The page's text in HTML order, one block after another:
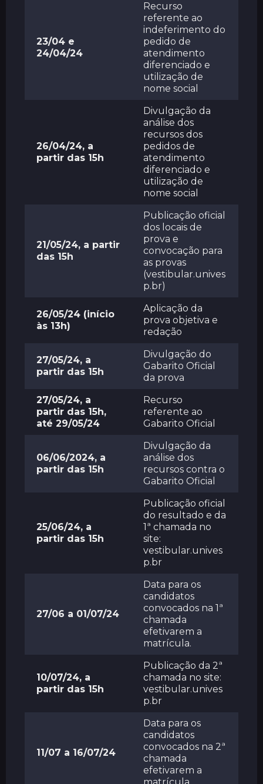
23/04 e
24/04/24
Recurso
referente ao
indeferimento do
pedido de
atendimento
diferenciado e
utilização de
nome social
26/04/24, a
partir das 15h
Divulgação da
análise dos
recursos dos
pedidos de
atendimento
diferenciado e
utilização de
nome social
21/05/24, a partir
das 15h
Publicação oficial
dos locais de
prova e
convocação para
as provas
(vestibular.unives
p.br)
26/05/24 (início
às 13h)
Aplicação da
prova objetiva e
redação
27/05/24, a
partir das 15h
Divulgação do
Gabarito Oficial
da prova
27/05/24, a
partir das 15h,
até 29/05/24
Recurso
referente ao
Gabarito Oficial
06/06/2024, a
partir das 15h
Divulgação da
análise dos
recursos contra o
Gabarito Oficial
25/06/24, a
partir das 15h
Publicação oficial
do resultado e da
1ª chamada no
site:
vestibular.unives
p.br
27/06 a 01/07/24
Data para os
candidatos
convocados na 1ª
chamada
efetivarem a
matrícula.
10/07/24, a
partir das 15h
Publicação da 2ª
chamada no site:
vestibular.unives
p.br
11/07 a 16/07/24
Data para os
candidatos
convocados na 2ª
chamada
efetivarem a